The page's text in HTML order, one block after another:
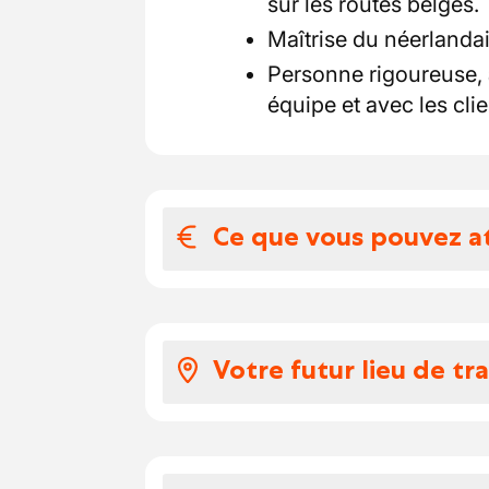
Maîtrise du
Personne
équipe et avec les
Ce que vous pouvez
Votre futur lieu de